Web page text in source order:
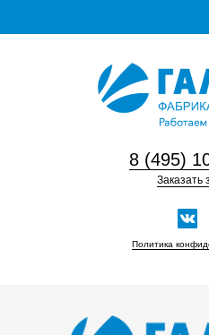
8 (495)
Заказать
Политика